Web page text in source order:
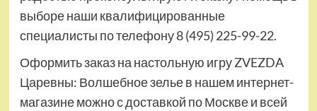
выборе наши квалифицированные
специалисты по телефону 8 (495) 225-99-22.
Оформить заказ на настольную игру ZVEZDA
Царевны: Волшебное зелье в нашем интернет-
магазине можно с доставкой по Москве и всей